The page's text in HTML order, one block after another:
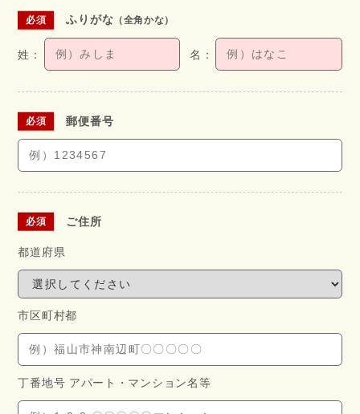
ふりがな （全角かな）
郵便番号
ご住所
都道府県
市区町村都
丁番地号 アパート・ マンション名等